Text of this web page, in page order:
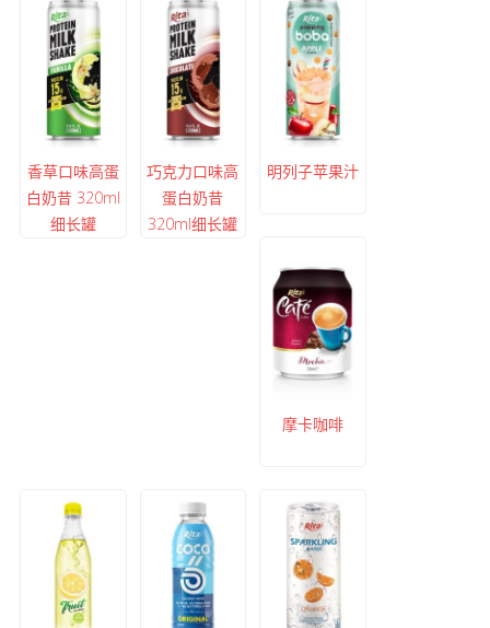
香草口味高蛋
白奶昔 320ml
细长罐
巧克力口味高
蛋白奶昔
320ml细长罐
明列子苹果汁
摩卡咖啡